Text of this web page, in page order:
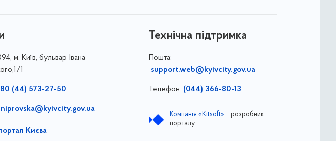
м. Київ, бульвар Івана
1
(44) 573-27-50
Києва
Технічна підтримка
Пошта:
support.web@kyivcity.gov.ua
Телефон: (044) 366-80-13
Компанія «Kitsoft» – розробник
порталу